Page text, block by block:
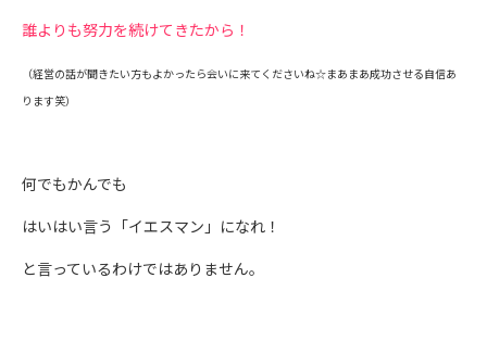
誰よりも努力を続けてきたから！
（経営の話が聞きたい方もよかったら会いに来てくださいね☆まあまあ成功させる自信あ
ります笑）
何でもかんでも
はいはい言う「イエスマン」になれ！
と言っているわけではありません。